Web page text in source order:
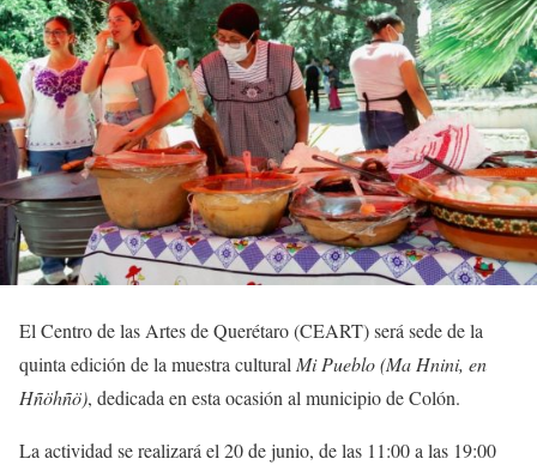
El Centro de las Artes de Querétaro (CEART) será sede de la
quinta edición de la muestra cultural Mi Pueblo (Ma Hnini, en
Hñöhñö), dedicada en esta ocasión al municipio de Colón.
La actividad se realizará el 20 de junio, de las 11:00 a las 19:00